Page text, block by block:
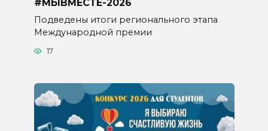
#МЫВМЕСТЕ-2026
Подведены итоги регионального этапа
Международной премии
17